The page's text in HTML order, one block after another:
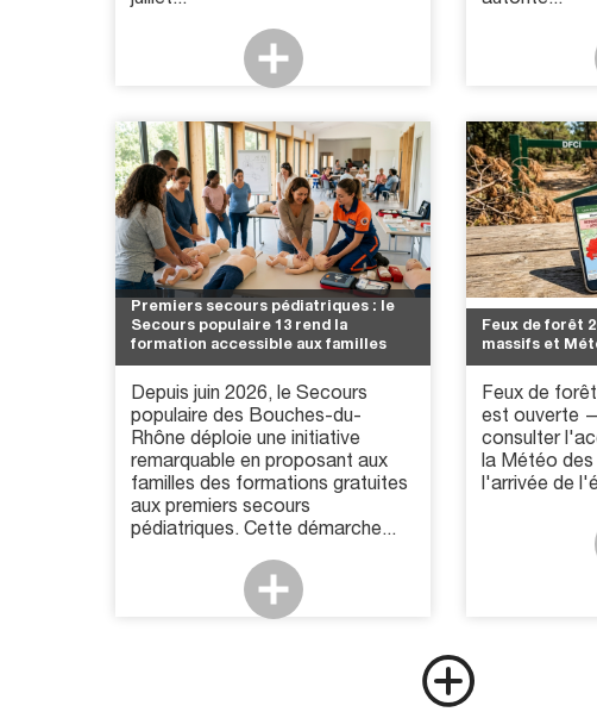
Premiers secours pédiatriques : le
Secours populaire 13 rend la
formation accessible aux familles
Depuis juin 2026, le Secours
populaire des Bouches-du-
Rhône déploie une initiative
remarquable en proposant aux
familles des formations gratuites
aux premiers secours
pédiatriques. Cette démarche...
Feux de forêt
massifs et
Feux de
est ouverte
consulter
la Météo
l'arrivée de